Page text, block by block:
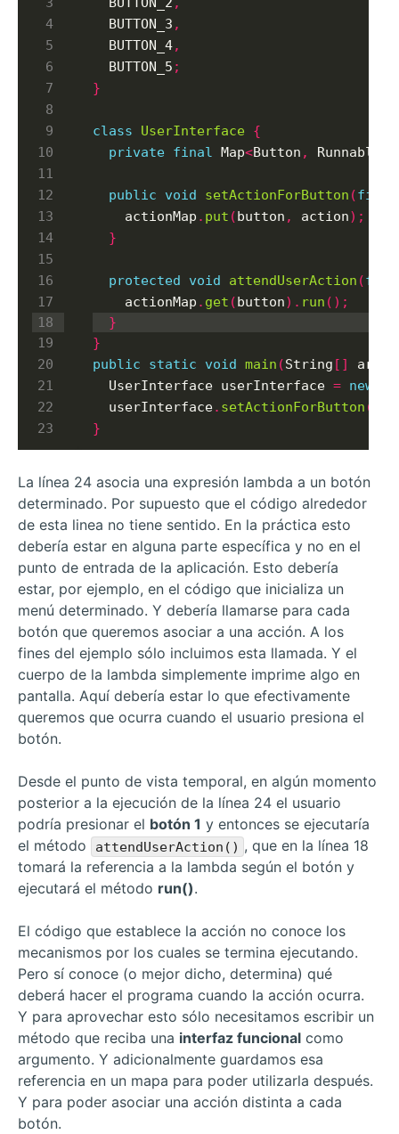
  BUTTON_3
,
  BUTTON_4
,
  BUTTON_5
;
}
class UserInterface {
private final Map<Button , Runnable
public void setActionForButton (final
    actionMap
. put (button , action);
}
protected void attendUserAction (
    actionMap
. get (button). run ();
}
}
public
static void main (String [] args
  UserInterface userInterface
= new
  userInterface
. setActionForButton (
}
La línea 24 asocia una expresión lambda a un botón
determinado. Por supuesto que el código alrededor
de esta linea no tiene sentido. En la práctica esto
debería estar en alguna parte específica y no en el
punto de entrada de la aplicación. Esto debería
estar, por ejemplo, en el código que inicializa un
menú determinado. Y debería llamarse para cada
botón que queremos asociar a una acción. A los
fines del ejemplo sólo incluimos esta llamada. Y el
cuerpo de la lambda simplemente imprime algo en
pantalla. Aquí debería estar lo que efectivamente
queremos que ocurra cuando el usuario presiona el
botón.
Desde el punto de vista temporal, en algún momento
posterior a la ejecución de la línea 24 el usuario
podría presionar el botón 1 y entonces se ejecutaría
el método
attendUserAction() , que en la línea 18
tomará la referencia a la lambda según el botón y
ejecutará el método run().
El código que establece la acción no conoce los
mecanismos por los cuales se termina ejecutando.
Pero sí conoce (o mejor dicho, determina) qué
deberá hacer el programa cuando la acción ocurra.
Y para aprovechar esto sólo necesitamos escribir un
método que reciba una interfaz funcional como
argumento. Y adicionalmente guardamos esa
referencia en un mapa para poder utilizarla después.
Y para poder asociar una acción distinta a cada
botón.